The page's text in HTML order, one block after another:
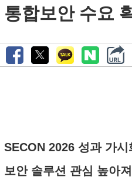
통합보안 수요
SECON 2026 성과 가
보안 솔루션 관심 높아져